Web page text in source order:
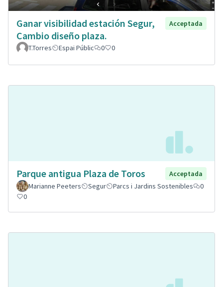
Ganar visibilidad estación Segur,
Cambio diseño plaza.
Acceptada
T.Torres Espai Públic 0 0
Parque antigua Plaza de Toros
Acceptada
Marianne Peeters
Segur Parcs i Jardins Sostenibles
0
0